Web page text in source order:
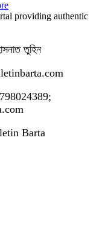
providing authentic
তুহিন
Barta